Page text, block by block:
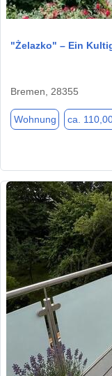
"Żelazko" – Ein
Bremen, 28355
Wohnung ca.